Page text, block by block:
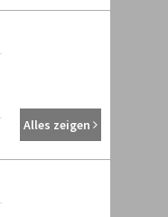
Alles zeigen